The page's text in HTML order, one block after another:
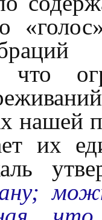
что
нашей
их